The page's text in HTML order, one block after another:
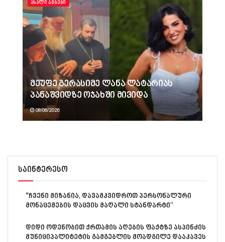
ᲐᲮᲐᲚᲘ ᲐᲛᲑᲔᲑᲘ
მეუფე გერასიმე ლანა ლატარიას
პანაშვიდზე ოჯახში მივიდა
08/06/2026
საინტერესო
“ჩვენი მიზანია, დავამკვიდროთ პერსონალური
მონაცემების დაცვის მაღალი სტანდარტი”
დიდი ოდენობით ქრთამის აღების ფაქტზე ასპინძის
მუნიციპალიტეტის გამგებლის მოადგილე დააკავეს